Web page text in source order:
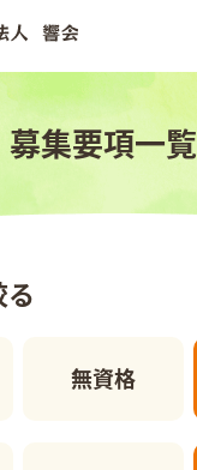
募集要項一覧
る
無資格